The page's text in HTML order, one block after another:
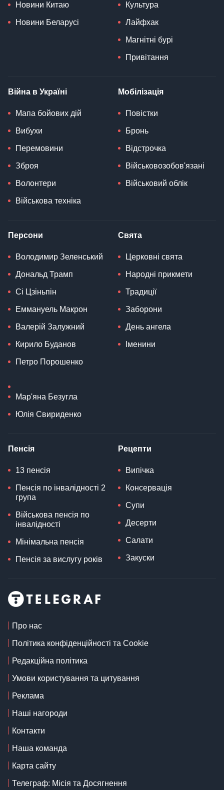
Новини Китаю
Новини Беларусі
Культура
Лайфхак
Магнітні бурі
Привітання
Війна в Україні
Мапа бойових дій
Вибухи
Перемовини
Зброя
Волонтери
Військова техніка
Мобілізація
Повістки
Бронь
Відстрочка
Військовозобов'язані
Військовий облік
Персони
Володимир Зеленський
Дональд Трамп
Сі Цзіньпін
Еммануель Макрон
Валерій Залужний
Кирило Буданов
Петро Порошенко
Мар'яна Безугла
Юлія Свириденко
Свята
Церковні свята
Народні прикмети
Традиції
Заборони
День ангела
Іменини
Пенсія
13 пенсія
Пенсія по інвалідності 2
група
Військова пенсія по
інвалідності
Мінімальна пенсія
Пенсія за вислугу років
Рецепти
Випічка
Консервація
Супи
Десерти
Салати
Закуски
Про нас
Політика конфіденційності та Cookie
Редакційна політика
Умови користування та цитування
Реклама
Наші нагороди
Контакти
Наша команда
Карта сайту
Телеграф: Місія та Досягнення